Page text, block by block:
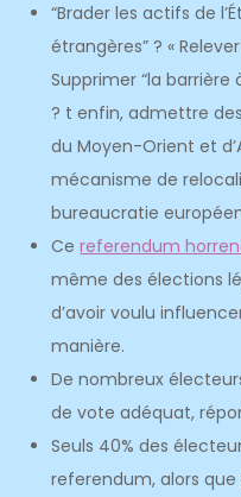
“Brader les actifs de
étrangères” ? «
Supprimer “la barrière
? t enfin, admettre
du Moyen-Orient et
mécanisme de
bureaucratie
Cereferendum
même des élections
d’avoir voulu
manière.
De nombreux
de vote adéquat,
Seuls 40% des
referendum, alors